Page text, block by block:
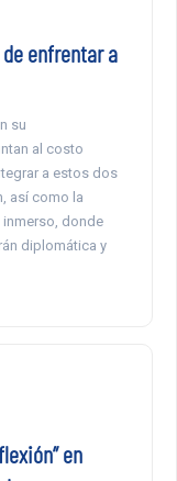
enfrentar a
su
al costo
a estos dos
así como la
inmerso, donde
diplomática y
en